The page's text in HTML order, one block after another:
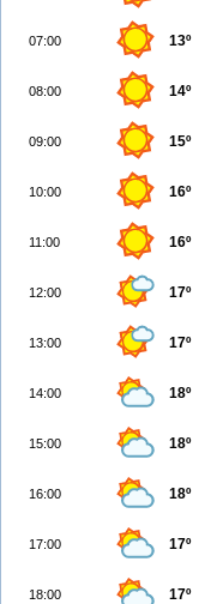
07:00 13º
08:00 14º
09:00 15º
10:00 16º
11:00 16º
12:00 17º
13:00 17º
14:00 18º
15:00 18º
16:00 18º
17:00 17º
18:00 17º